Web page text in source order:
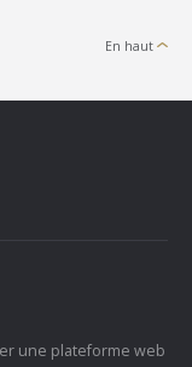
En haut
une plateforme web